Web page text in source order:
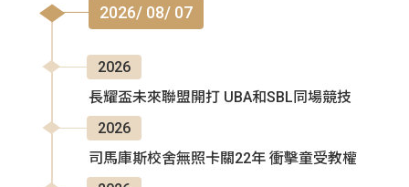
2026/ 08/ 07
2026
長耀盃未來聯盟開打 UBA和SBL同場競技
2026
司馬庫斯校舍無照卡關22年 衝擊童受教權